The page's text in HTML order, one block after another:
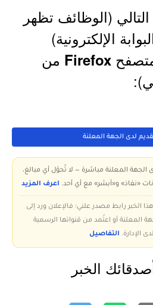
(الوظائف تظهر
الإلكترونية)
Firefox من
لدى الجهة المعلنة
الجهة المعلنة مباشرة — لا تُحوّل أي مبالغ،
«نفاذ» و«أبشر» مع أي أحد. اعرف المزيد
الخبر رابط مصدر علني؛ فالإعلان ورد إلى
المعلنة أو اعتُمد من قنواتها الرسمية
الإدارة. التفاصيل
الخبر